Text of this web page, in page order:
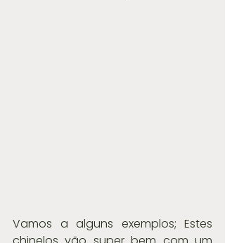
Vamos a alguns exemplos; Estes